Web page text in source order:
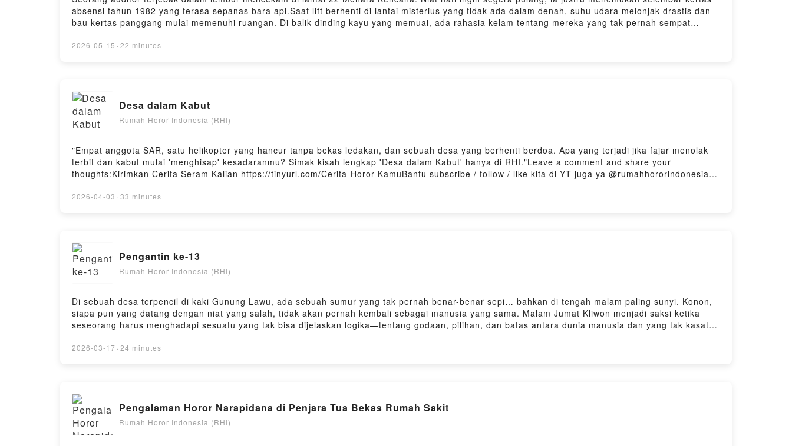
absensi tahun 1982 yang terasa sepanas bara api.Saat lift berhenti di lantai misterius yang tidak ada dalam denah, suhu udara melonjak drastis dan
bau kertas panggang mulai memenuhi ruangan. Di balik dinding kayu yang memuai, ada rahasia kelam tentang mereka yang tak pernah sempat
jebakan selamanya.Leave a comment and share your thoughts: https://open.firstory.me/user/cljqmlaja02m701y87imo7zvy/commentsKirimkan Cerita
2026-05-15 · 22 minutes
Desa dalam Kabut
Rumah Horor Indonesia (RHI)
"Empat anggota SAR, satu helikopter yang hancur tanpa bekas ledakan, dan sebuah desa yang berhenti berdoa. Apa yang terjadi jika fajar menolak
terbit dan kabut mulai 'menghisap' kesadaranmu? Simak kisah lengkap 'Desa dalam Kabut' hanya di RHI."Leave a comment and share your
thoughts:Kirimkan Cerita Seram Kalian https://tinyurl.com/Cerita-Horor-KamuBantu subscribe / follow / like kita di YT juga ya @rumahhororindonesia
2026-04-03 · 33 minutes
Pengantin ke-13
Rumah Horor Indonesia (RHI)
Di sebuah desa terpencil di kaki Gunung Lawu, ada sebuah sumur yang tak pernah benar-benar sepi… bahkan di tengah malam paling sunyi. Konon,
siapa pun yang datang dengan niat yang salah, tidak akan pernah kembali sebagai manusia yang sama. Malam Jumat Kliwon menjadi saksi ketika
seseorang harus menghadapi sesuatu yang tak bisa dijelaskan logika—tentang godaan, pilihan, dan batas antara dunia manusia dan yang tak kasat
thoughts:Kirimkan Cerita Seram Kalian https://tinyurl.com/Cerita-Horor-KamuBantu subscribe / follow / like kita di YT juga ya @rumahhororindonesia
2026-03-17 · 24 minutes
Pengalaman Horor Narapidana di Penjara Tua Bekas Rumah Sakit
Rumah Horor Indonesia (RHI)